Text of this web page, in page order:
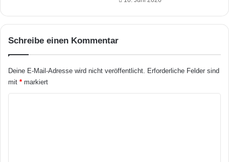
Schreibe einen Kommentar
Deine E-Mail-Adresse wird nicht veröffentlicht. Erforderliche Felder sind
mit * markiert